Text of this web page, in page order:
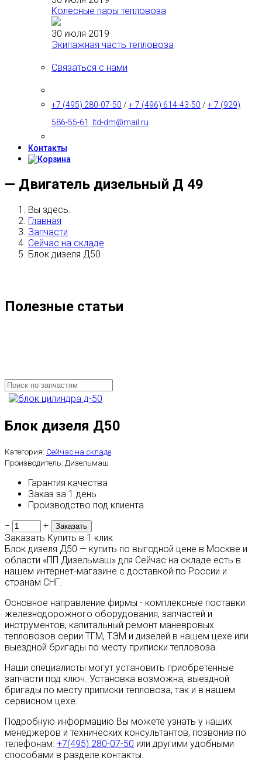
Колесные пары тепловоза
30 июля 2019
Экипажная часть тепловоза
Связаться с нами
+7 (495) 280-07-50 / + 7 (496) 614-43-50 / + 7 (929)
586-55-61
ltd-dm@mail.ru
Контакты
— Двигатель дизельный Д 49
Вы здесь:
Главная
Запчасти
Сейчас на складе
Блок дизеля Д50
Полезные статьи
Блок дизеля Д50
Категория: Сейчас на складе
Производитель: Дизельмаш
Гарантия качества
Заказ за 1 день
Производство под клиента
−
+
Заказать Купить в 1 клик
Блок дизеля Д50 — купить по выгодной цене в Москве и
области «ПП Дизельмаш» для Сейчас на складе есть в
нашем интернет-магазине с доставкой по России и
странам СНГ.
Основное направление фирмы - комплексные поставки
железнодорожного оборудования, запчастей и
инструментов, капитальный ремонт маневровых
тепловозов серии ТГМ, ТЭМ и дизелей в нашем цехе или
выездной бригады по месту приписки тепловоза.
Наши специалисты могут установить приобретенные
запчасти под ключ. Установка возможна, выездной
бригады по месту приписки тепловоза, так и в нашем
сервисном цехе.
Подробную информацию Вы можете узнать у наших
менеджеров и технических консультантов, позвонив по
телефонам: +7(495) 280-07-50 или другими удобными
способами в разделе контакты.